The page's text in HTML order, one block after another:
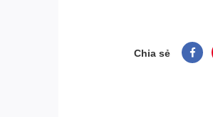
Chia sẻ